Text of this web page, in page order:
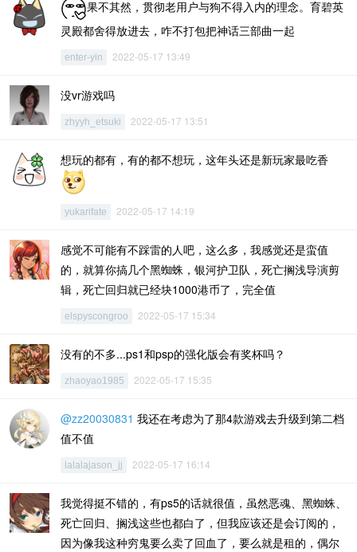
果不其然，贯彻老用户与狗不得入内的理念。育碧英
灵殿都舍得放进去，咋不打包把神话三部曲一起
enter-yin 2022-05-17 13:49
没vr游戏吗
zhyyh_etsuki 2022-05-17 13:51
想玩的都有，有的都不想玩，这年头还是新玩家最吃香
yukarifate 2022-05-17 14:19
感觉不可能有不踩雷的人吧，这么多，我感觉还是蛮值
的，就算你搞几个黑蜘蛛，银河护卫队，死亡搁浅导演剪
辑，死亡回归就已经块1000港币了，完全值
elspyscongroo 2022-05-17 15:34
没有的不多...ps1和psp的强化版会有奖杯吗？
zhaoyao1985 2022-05-17 15:35
@zz20030831 我还在考虑为了那4款游戏去升级到第二档
值不值
lalalajason_jj 2022-05-17 16:14
我觉得挺不错的，有ps5的话就很值，虽然恶魂、黑蜘蛛、
死亡回归、搁浅这些也都白了，但我应该还是会订阅的，
因为像我这种穷鬼要么卖了回血了，要么就是租的，偶尔